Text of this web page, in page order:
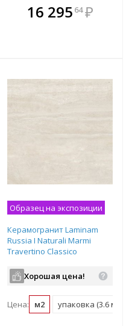
В комплекте
всегда выгоднее!
16 295 64 ₽
поддон (60.04 м2)
Образец на экспозиции
Керамогранит Laminam
Russia I Naturali Marmi
Travertino Classico
мм рядовая плитка
LAMF011483
Хорошая цена!
Цена: м2 упаковка (3.6 м2)